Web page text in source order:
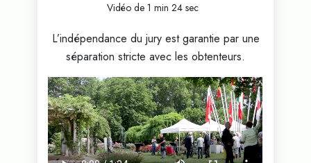
Vidéo de 1 min 24 sec
L’indépendance du jury est garantie par une
séparation stricte avec les obtenteurs.